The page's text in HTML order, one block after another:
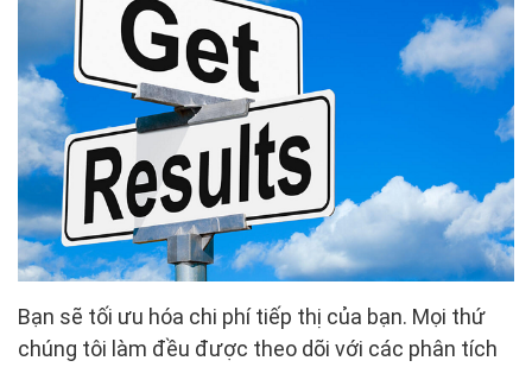
Bạn sẽ tối ưu hóa chi phí tiếp thị của bạn. Mọi thứ
chúng tôi làm đều được theo dõi với các phân tích